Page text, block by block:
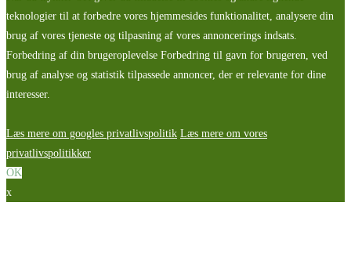
teknologier til at forbedre vores hjemmesides funktionalitet, analysere din
brug af vores tjeneste og tilpasning af vores annoncerings indsats.
Forbedring af din brugeroplevelse Forbedring til gavn for brugeren, ved
brug af analyse og statistik tilpassede annoncer, der er relevante for dine
interesser.
Læs mere om googles privatlivspolitik Læs mere om vores
privatlivspolitikker
OK
x